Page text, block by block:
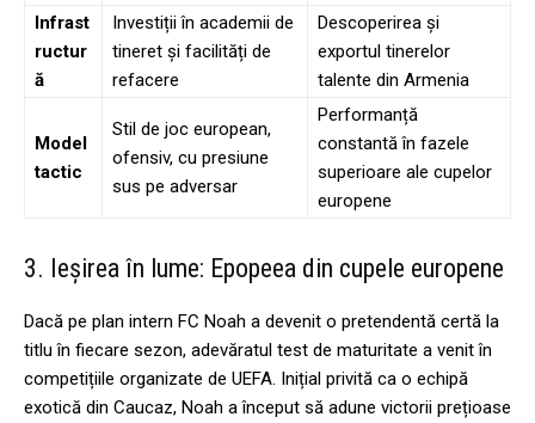
Infrast
ructur
ă
Investiții în academii de
tineret și facilități de
refacere
Descoperirea și
exportul tinerelor
talente din Armenia
Model
tactic
Stil de joc european,
ofensiv, cu presiune
sus pe adversar
Performanță
constantă în fazele
superioare ale cupelor
europene
3. Ieșirea în lume: Epopeea din cupele europene
Dacă pe plan intern FC Noah a devenit o pretendentă certă la
titlu în fiecare sezon, adevăratul test de maturitate a venit în
competițiile organizate de UEFA. Inițial privită ca o echipă
exotică din Caucaz, Noah a început să adune victorii prețioase